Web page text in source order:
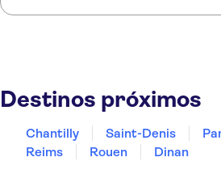
Destinos próximos
Chantilly Saint-Denis
Reims
Rouen
Dinan